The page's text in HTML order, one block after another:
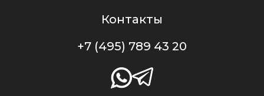
Контакты
+7 (495) 789 43 20